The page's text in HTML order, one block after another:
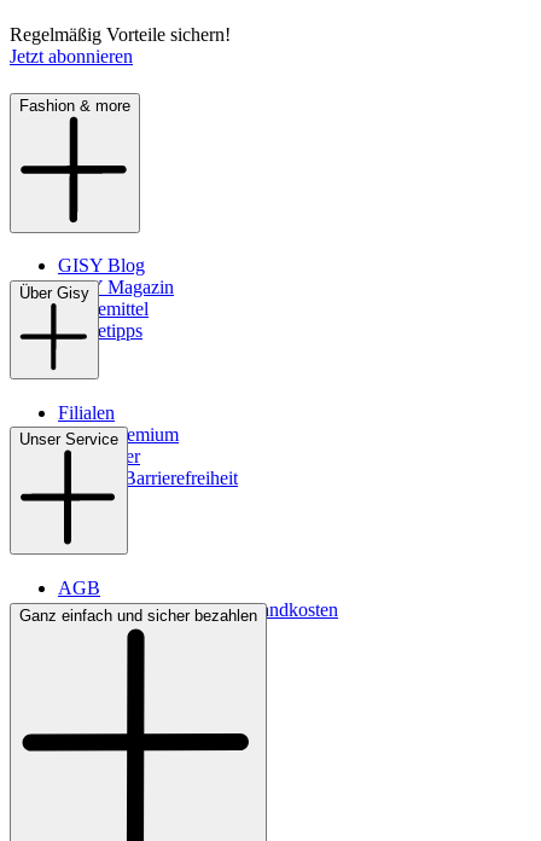
Regelmäßig Vorteile sichern!
Jetzt abonnieren
Fashion & more
GISY Blog
GISY Magazin
Pflegemittel
Pflegetipps
Über Gisy
Filialen
WMS-Premium
Newsletter
Digitale Barrierefreiheit
Unser Service
AGB
Lieferbedingungen & Versandkosten
Bezahlung
Ganz einfach und sicher bezahlen